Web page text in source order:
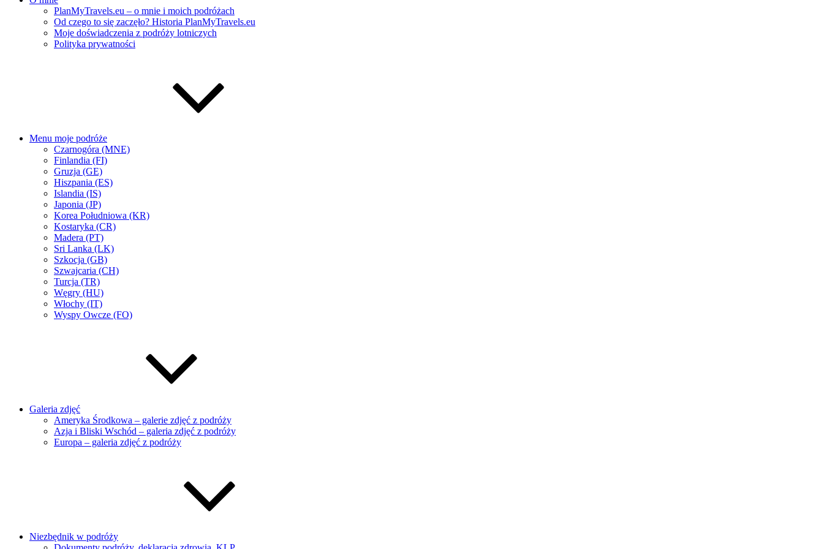
PlanMyTravels.eu – o mnie i moich podróżach
Od czego to się zaczęło? Historia PlanMyTravels.eu
Moje doświadczenia z podróży lotniczych
Polityka prywatności
Menu moje podróże
Czarnogóra (MNE)
Finlandia (FI)
Gruzja (GE)
Hiszpania (ES)
Islandia (IS)
Japonia (JP)
Korea Południowa (KR)
Kostaryka (CR)
Madera (PT)
Sri Lanka (LK)
Szkocja (GB)
Szwajcaria (CH)
Turcja (TR)
Węgry (HU)
Włochy (IT)
Wyspy Owcze (FO)
Galeria zdjęć
Ameryka Środkowa – galerie zdjęć z podróży
Azja i Bliski Wschód – galeria zdjęć z podróży
Europa – galeria zdjęć z podróży
Niezbędnik w podróży